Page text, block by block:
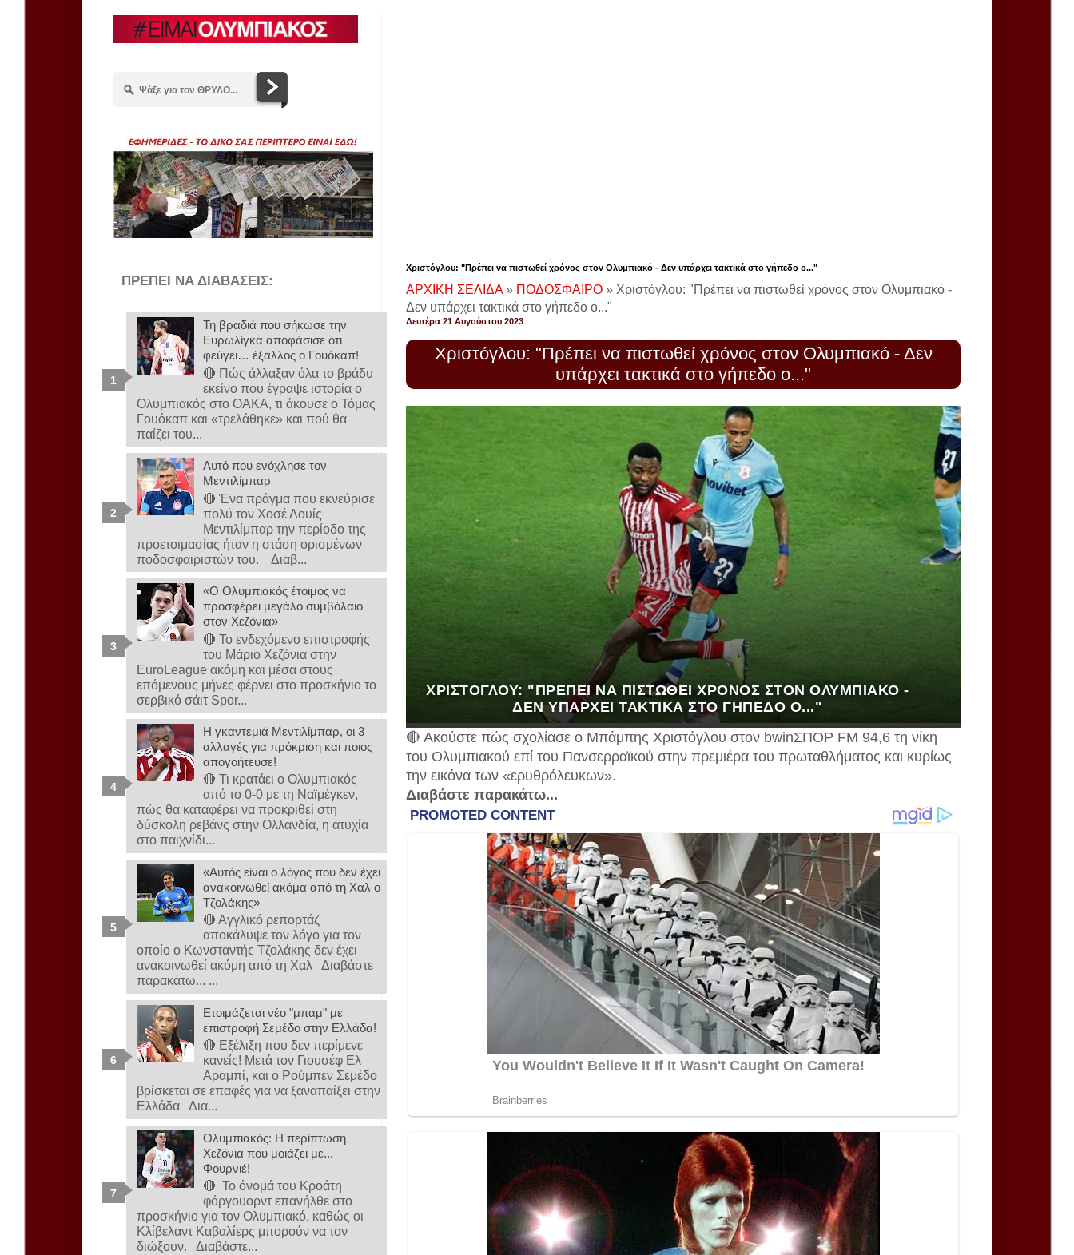
Χριστόγλου: "Πρέπει να πιστωθεί χρόνος στον Ολυμπιακό - Δεν υπάρχει τακτικά στο γήπεδο ο..."
ΑΡΧΙΚΗ ΣΕΛΙΔΑ» ΠΟΔΟΣΦΑΙΡΟ » Χριστόγλου: "Πρέπει να πιστωθεί χρόνος στον Ολυμπιακό -
Δεν υπάρχει τακτικά στο γήπεδο ο..."
Δευτέρα 21 Αυγούστου 2023
Χριστόγλου: "Πρέπει να πιστωθεί χρόνος στον Ολυμπιακό - Δεν
υπάρχει τακτικά στο γήπεδο ο..."
ΧΡΙΣΤΌΓΛΟΥ: "ΠΡΈΠΕΙ ΝΑ ΠΙΣΤΩΘΕΊ ΧΡΌΝΟΣ ΣΤΟΝ ΟΛΥΜΠΙΑΚΌ -
ΔΕΝ ΥΠΆΡΧΕΙ ΤΑΚΤΙΚΆ ΣΤΟ ΓΉΠΕΔΟ Ο..."
🔴 Ακούστε πώς σχολίασε ο Μπάμπης Χριστόγλου στον bwinΣΠΟΡ FM 94,6 τη νίκη
του Ολυμπιακού επί του Πανσερραϊκού στην πρεμιέρα του πρωταθλήματος και κυρίως
την εικόνα των «ερυθρόλευκων».
Διαβάστε παρακάτω...
ΠΡΕΠΕΙ ΝΑ ΔΙΑΒΑΣΕΙΣ:
Τη βραδιά που σήκωσε την
Ευρωλίγκα αποφάσισε ότι
φεύγει… έξαλλος ο Γουόκαπ!
🔴 Πώς άλλαξαν όλα το βράδυ
εκείνο που έγραψε ιστορία ο
Ολυμπιακός στο ΟΑΚΑ, τι άκουσε ο Τόμας
Γουόκαπ και «τρελάθηκε» και πού θα
παίζει του...
Αυτό που ενόχλησε τον
Μεντιλίμπαρ
🔴 Ένα πράγμα που εκνεύρισε
πολύ τον Χοσέ Λουίς
Μεντιλίμπαρ την περίοδο της
προετοιμασίας ήταν η στάση ορισμένων
ποδοσφαιριστών του. Διαβ...
«Ο Ολυμπιακός έτοιμος να
προσφέρει μεγάλο συμβόλαιο
στον Χεζόνια»
🔴 Το ενδεχόμενο επιστροφής
του Μάριο Χεζόνια στην
EuroLeague ακόμη και μέσα στους
επόμενους μήνες φέρνει στο προσκήνιο το
σερβικό σάιτ Spor...
Η γκαντεμιά Μεντιλίμπαρ, οι 3
αλλαγές για πρόκριση και ποιος
απογοήτευσε!
🔴 Τι κρατάει ο Ολυμπιακός
από το 0-0 με τη Ναϊμέγκεν,
πώς θα καταφέρει να προκριθεί στη
δύσκολη ρεβάνς στην Ολλανδία, η ατυχία
στο παιχνίδι...
«Αυτός είναι ο λόγος που δεν έχει
ανακοινωθεί ακόμα από τη Χαλ ο
Τζολάκης»
🔴 Αγγλικό ρεπορτάζ
αποκάλυψε τον λόγο για τον
οποίο ο Κωνσταντής Τζολάκης δεν έχει
ανακοινωθεί ακόμη από τη Χαλ Διαβάστε
παρακάτω... ...
Ετοιμάζεται νέο "μπαμ" με
επιστροφή Σεμέδο στην Ελλάδα!
🔴 Εξέλιξη που δεν περίμενε
κανείς! Μετά τον Γιουσέφ Ελ
Αραμπί, και ο Ρούμπεν Σεμέδο
βρίσκεται σε επαφές για να ξαναπαίξει στην
Ελλάδα Δια...
Ολυμπιακός: Η περίπτωση
Χεζόνια που μοιάζει με...
Φουρνιέ!
🔴 Το όνομά του Κροάτη
φόργουορντ επανήλθε στο
προσκήνιο για τον Ολυμπιακό, καθώς οι
Κλίβελαντ Καβαλίερς μπορούν να τον
διώξουν. Διαβάστε...